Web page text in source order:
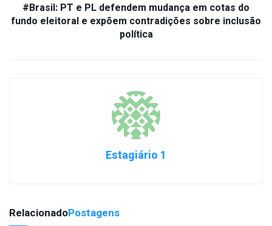
#Brasil: PT e PL defendem mudança em cotas do
fundo eleitoral e expõem contradições sobre inclusão
política
Estagiário 1
RelacionadoPostagens